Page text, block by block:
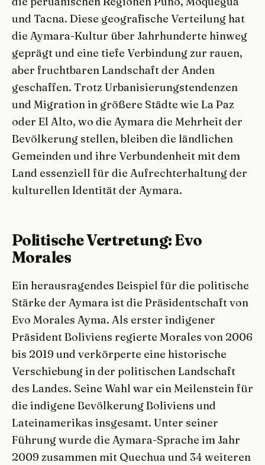
und Tacna. Diese geografische Verteilung hat
die Aymara-Kultur über Jahrhunderte hinweg
geprägt und eine tiefe Verbindung zur rauen,
aber fruchtbaren Landschaft der Anden
geschaffen. Trotz Urbanisierungstendenzen
und Migration in größere Städte wie La Paz
oder El Alto, wo die Aymara die Mehrheit der
Bevölkerung stellen, bleiben die ländlichen
Gemeinden und ihre Verbundenheit mit dem
Land essenziell für die Aufrechterhaltung der
kulturellen Identität der Aymara.
Politische Vertretung: Evo
Morales
Ein herausragendes Beispiel für die politische
Stärke der Aymara ist die Präsidentschaft von
Evo Morales Ayma. Als erster indigener
Präsident Boliviens regierte Morales von 2006
bis 2019 und verkörperte eine historische
Verschiebung in der politischen Landschaft
des Landes. Seine Wahl war ein Meilenstein für
die indigene Bevölkerung Boliviens und
Lateinamerikas insgesamt. Unter seiner
Führung wurde die Aymara-Sprache im Jahr
2009 zusammen mit Quechua und 34 weiteren